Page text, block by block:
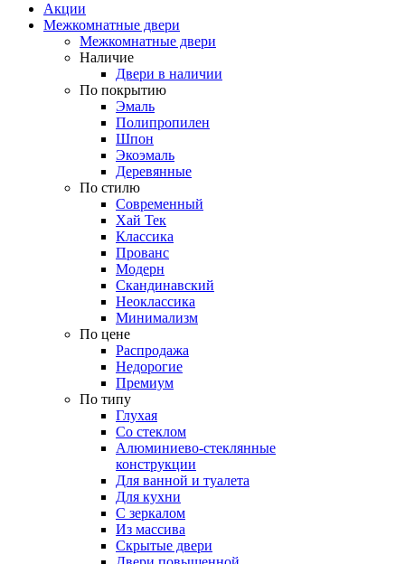
Акции
Межкомнатные двери
Межкомнатные двери
Наличие
Двери в наличии
По покрытию
Эмаль
Полипропилен
Шпон
Экоэмаль
Деревянные
По стилю
Современный
Хай Тек
Классика
Прованс
Модерн
Скандинавский
Неоклассика
Минимализм
По цене
Распродажа
Недорогие
Премиум
По типу
Глухая
Со стеклом
Алюминиево-стеклянные
конструкции
Для ванной и туалета
Для кухни
С зеркалом
Из массива
Скрытые двери